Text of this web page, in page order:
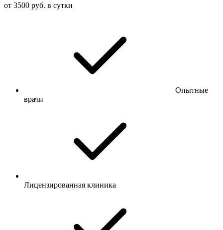
от 3500 руб. в сутки
Опытные
врачи
Лицензированная клиника